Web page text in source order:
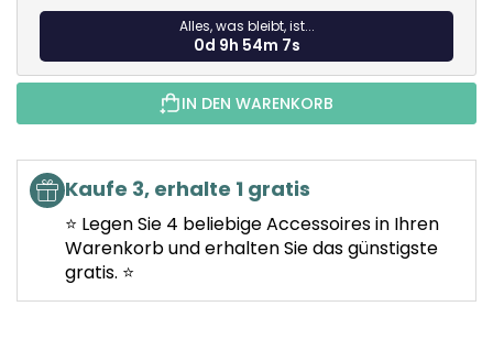
Alles, was bleibt, ist...
0d 9h 54m 6s
IN DEN WARENKORB
Kaufe 3, erhalte 1 gratis
⭐ Legen Sie 4 beliebige Accessoires in Ihren
Warenkorb und erhalten Sie das günstigste
gratis. ⭐